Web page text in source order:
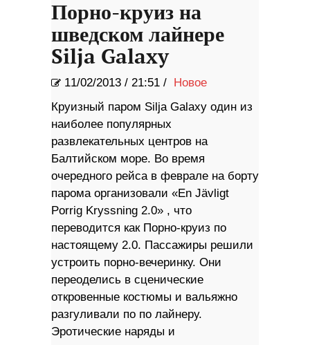
Порно-круиз на
шведском лайнере
Silja Galaxy
11/02/2013 / 21:51 /
Новое
Круизный паром Silja Galaxy один из
наиболее популярных
развлекательных центров на
Балтийском море. Во время
очередного рейса в феврале на борту
парома организовали «En Jävligt
Porrig Kryssning 2.0» , что
переводится как Порно-круиз по
настоящему 2.0. Пассажиры решили
устроить порно-вечеринку. Они
переоделись в сценические
откровенные костюмы и вальяжно
разгуливали по по лайнеру.
Эротические наряды и